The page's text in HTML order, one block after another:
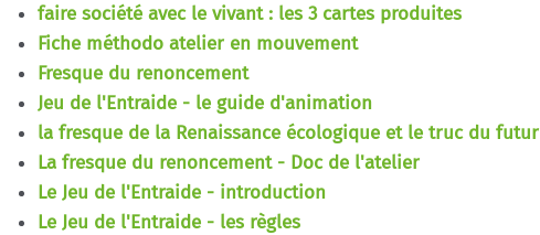
faire société avec le vivant : les 3 cartes produites
Fiche méthodo atelier en mouvement
Fresque du renoncement
Jeu de l'Entraide - le guide d'animation
la fresque de la Renaissance écologique et le truc du futur
La fresque du renoncement - Doc de l'atelier
Le Jeu de l'Entraide - introduction
Le Jeu de l'Entraide - les règles